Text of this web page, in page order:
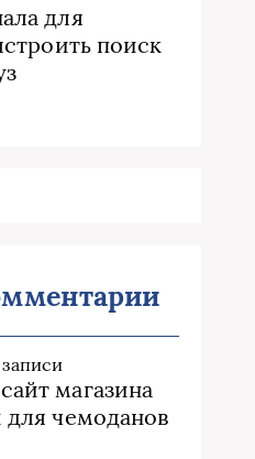
для
поиск
магазина
чемоданов